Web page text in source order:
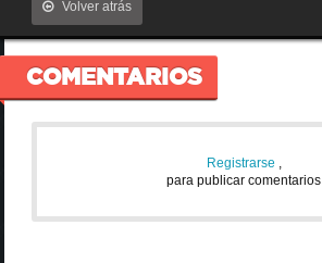
Volver atrás
COMENTARIOS
Registrarse ,
para publicar comentarios